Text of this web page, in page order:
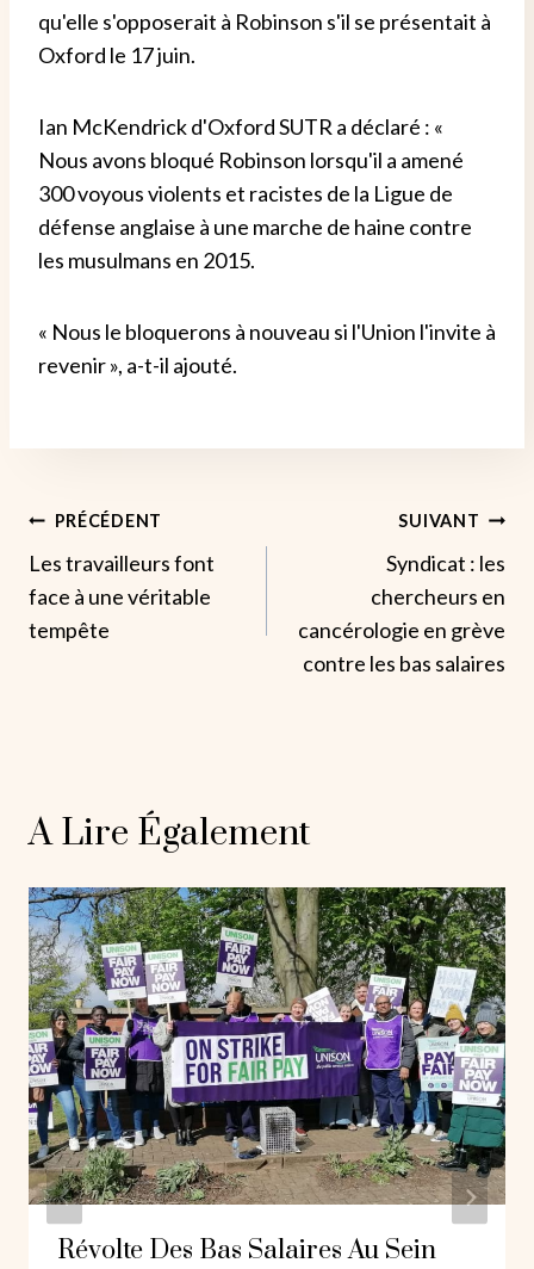
qu'elle s'opposerait à Robinson s'il se présentait à
Oxford le 17 juin.
Ian McKendrick d'Oxford SUTR a déclaré : «
Nous avons bloqué Robinson lorsqu'il a amené
300 voyous violents et racistes de la Ligue de
défense anglaise à une marche de haine contre
les musulmans en 2015.
« Nous le bloquerons à nouveau si l'Union l'invite à
revenir », a-t-il ajouté.
Navigation
De
L’article
PRÉCÉDENT
Les travailleurs font
face à une véritable
tempête
SUIVANT
Syndicat : les
chercheurs en
cancérologie en grève
contre les bas salaires
A Lire Également
Révolte Des Bas Salaires Au Sein